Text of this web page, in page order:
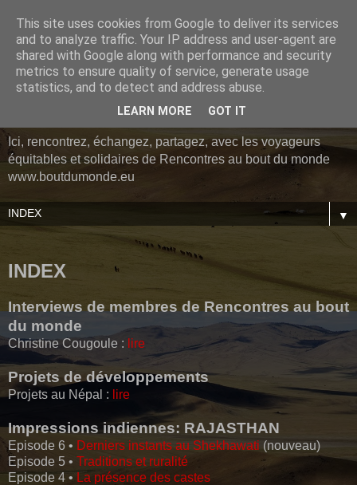
Le blog des voyageurs
de Rencontres au bout du
Ici, rencontrez, échangez, partagez, avec les voyageurs
équitables et solidaires de Rencontres au bout du monde
www.boutdumonde.eu
▼
INDEX
Interviews de membres de Rencontres au bout
du monde
Christine Cougoule : lire
Projets de développements
Projets au Népal : lire
Impressions indiennes: RAJASTHAN
Episode 6 • Derniers instants au Shekhawati (nouveau)
Episode 5 • Traditions et ruralité
Episode 4 • La présence des castes
This site uses cookies from Google to deliver its services
and to analyze traffic. Your IP address and user-agent are
shared with Google along with performance and security
metrics to ensure quality of service, generate usage
statistics, and to detect and address abuse.
LEARN MORE GOT IT